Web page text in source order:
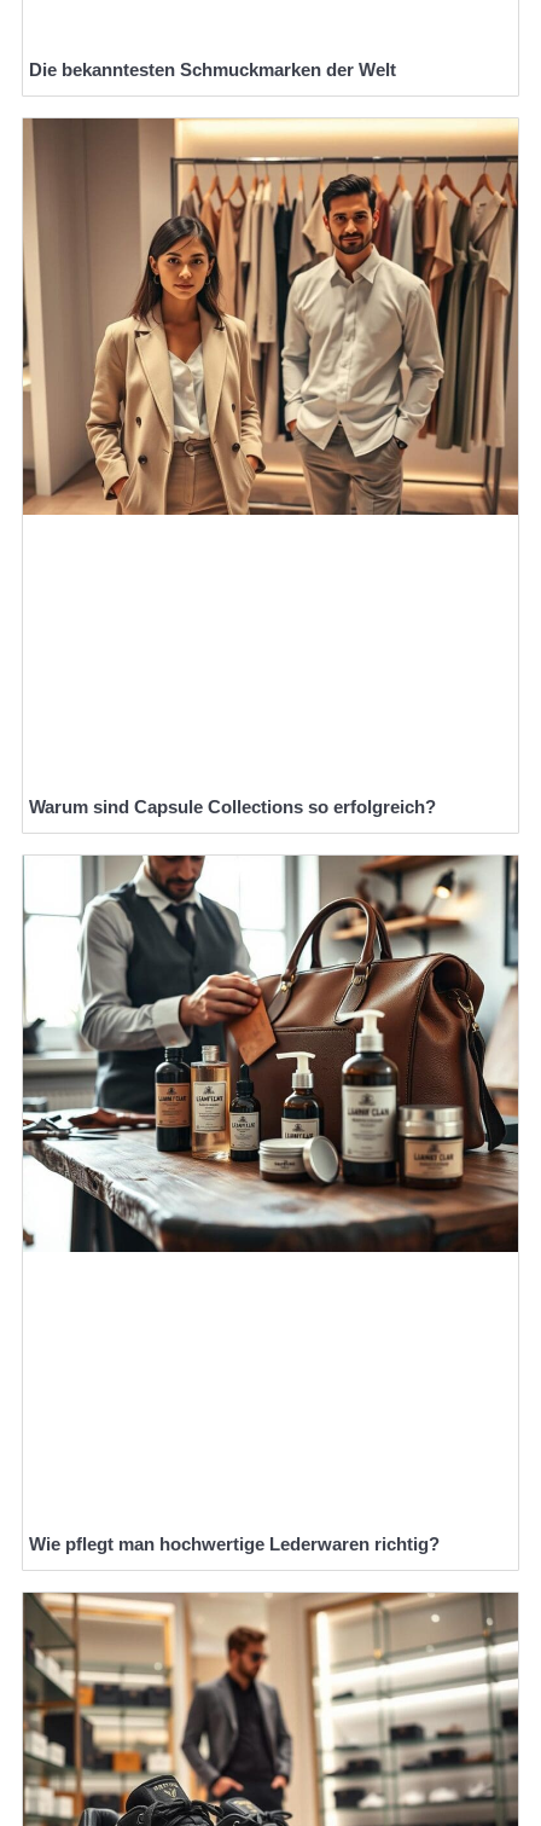
Die bekanntesten Schmuckmarken der Welt
Warum sind Capsule Collections so erfolgreich?
Wie pflegt man hochwertige Lederwaren richtig?